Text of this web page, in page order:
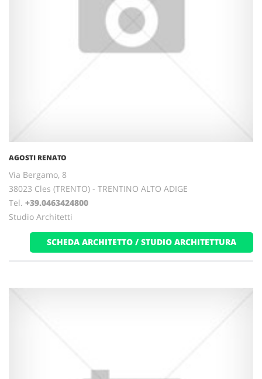
AGOSTI RENATO
Via Bergamo, 8
38023 Cles (TRENTO) - TRENTINO ALTO ADIGE
Tel. +39.0463424800
Studio Architetti
SCHEDA ARCHITETTO / STUDIO ARCHITETTURA